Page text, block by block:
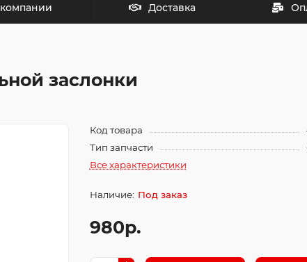
Доставка
заслонки
Код товара
Тип запчасти
Все характеристики
Под заказ
980р.